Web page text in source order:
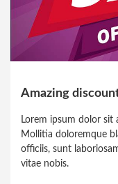
Amazing
Lorem ipsum dolor sit
Mollitia doloremque
officiis, sunt
vitae nobis.